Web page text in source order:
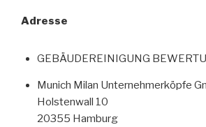
Adresse
GEBÄUDEREINIGUNG
Munich Milan Unternehmerköpfe
Holstenwall 10
20355 Hamburg